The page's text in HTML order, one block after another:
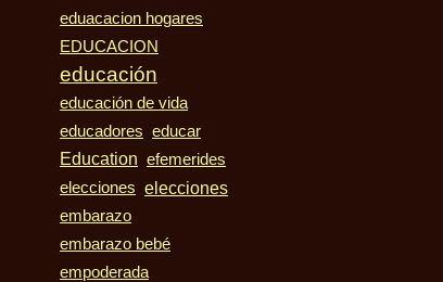
eduacacion hogares
EDUCACION
educación
educación de vida
educadores educar
Education efemerides
elecciones elecciones
embarazo
embarazo bebé
empoderada